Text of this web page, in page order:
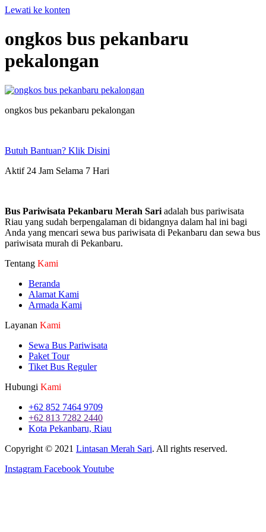
Lewati ke konten
ongkos bus pekanbaru
pekalongan
ongkos bus pekanbaru pekalongan
Butuh Bantuan? Klik Disini
Aktif 24 Jam Selama 7 Hari
Bus Pariwisata Pekanbaru Merah Sari adalah bus pariwisata
Riau yang sudah berpengalaman di bidangnya dalam hal ini bagi
Anda yang mencari sewa bus pariwisata di Pekanbaru dan sewa bus
pariwisata murah di Pekanbaru.
Tentang Kami
Beranda
Alamat Kami
Armada Kami
Layanan Kami
Sewa Bus Pariwisata
Paket Tour
Tiket Bus Reguler
Hubungi Kami
+62 852 7464 9709
+62 813 7282 2440
Kota Pekanbaru, Riau
Copyright © 2021 Lintasan Merah Sari. All rights reserved.
Instagram FacebookYoutube